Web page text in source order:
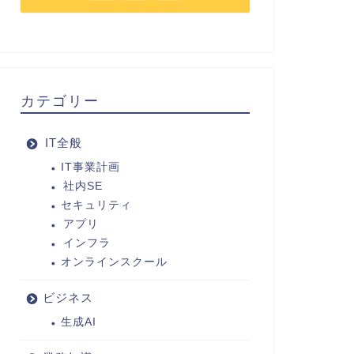
カテゴリー
IT全般
IT事業計画
社内SE
セキュリティ
アプリ
インフラ
オンラインスクール
ビジネス
生成AI